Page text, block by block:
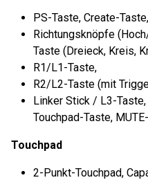
PS-Taste, Create-
Richtungsknöpfe
Taste (Dreieck, Kreis,
R1/L1-Taste,
R2/L2-Taste (mit
Linker Stick / L3-
Touchpad-Taste,
Touchpad
2-Punkt-Touchpad,